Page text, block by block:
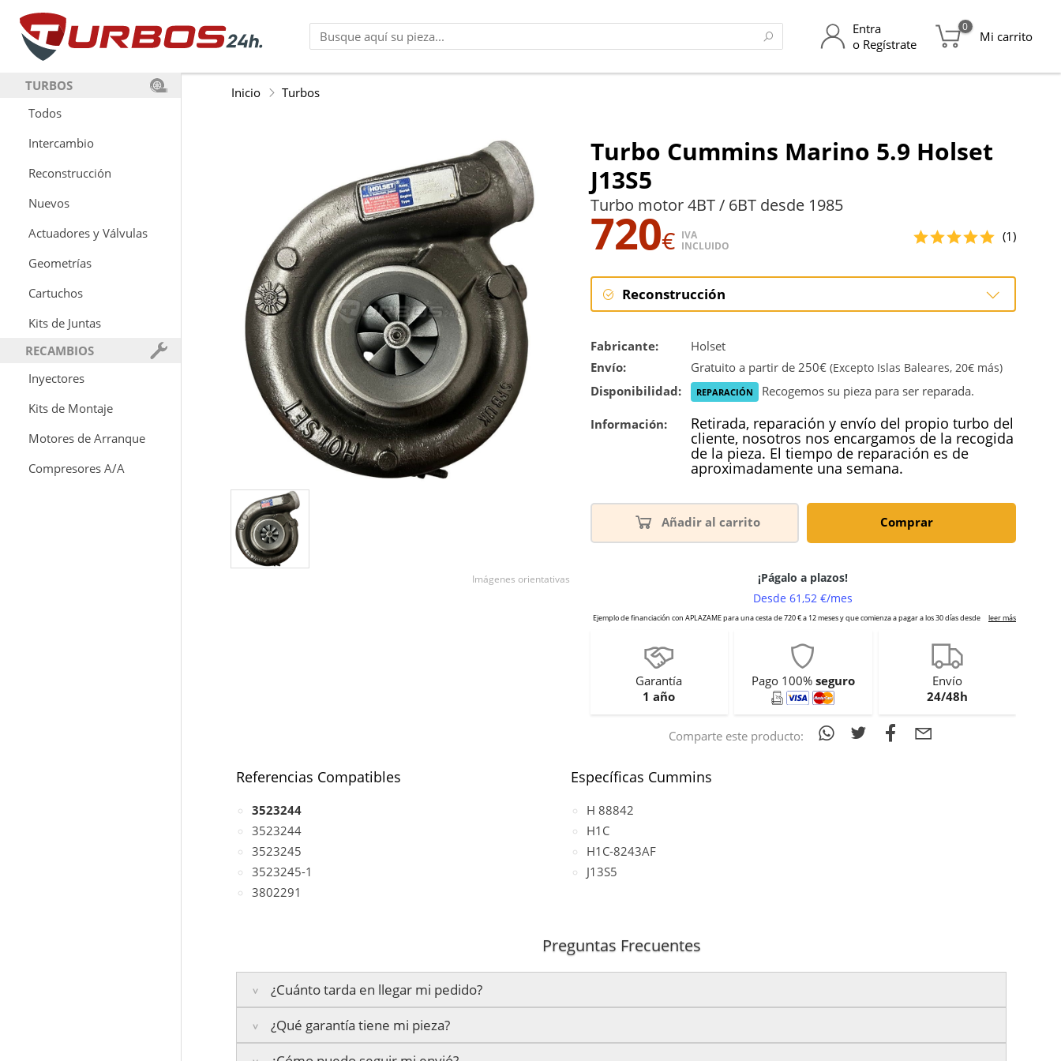
Entra
o Regístrate
0
Mi carrito
TURBOS
Todos
Intercambio
Reconstrucción
Nuevos
Actuadores y Válvulas
Geometrías
Cartuchos
Kits de Juntas
RECAMBIOS
Inyectores
Kits de Montaje
Motores de Arranque
Compresores A/A
Inicio Turbos
Turbo Cummins Marino 5.9 Holset
J13S5
Turbo motor 4BT / 6BT desde 1985
720€ IVA
INCLUIDO
(1)
Reconstrucción
Fabricante:
Holset
Envío:
Gratuito a partir de 250€ (Excepto Islas Baleares, 20€ más)
Disponibilidad: REPARACIÓN Recogemos su pieza para ser reparada.
Información: Retirada, reparación y envío del propio turbo del
cliente, nosotros nos encargamos de la recogida
de la pieza. El tiempo de reparación es de
aproximadamente una semana.
Añadir al carrito Comprar
Garantía
1 año
Pago 100% seguro
Envío
24/48h
Comparte este producto:
Imágenes orientativas
Referencias Compatibles
3523244
3523244
3523245
3523245-1
3802291
Específicas Cummins
H 88842
H1C
H1C-8243AF
J13S5
Preguntas Frecuentes
¿Cuánto tarda en llegar mi pedido?
Península:Entregamos en un plazo estimado de
¿Qué garantía tiene mi pieza?